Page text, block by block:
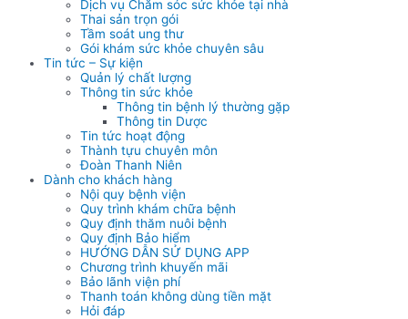
Dịch vụ Chăm sóc sức khỏe tại nhà
Thai sản trọn gói
Tầm soát ung thư
Gói khám sức khỏe chuyên sâu
Tin tức – Sự kiện
Quản lý chất lượng
Thông tin sức khỏe
Thông tin bệnh lý thường gặp
Thông tin Dược
Tin tức hoạt động
Thành tựu chuyên môn
Đoàn Thanh Niên
Dành cho khách hàng
Nội quy bệnh viện
Quy trình khám chữa bệnh
Quy định thăm nuôi bệnh
Quy định Bảo hiểm
HƯỚNG DẪN SỬ DỤNG APP
Chương trình khuyến mãi
Bảo lãnh viện phí
Thanh toán không dùng tiền mặt
Hỏi đáp